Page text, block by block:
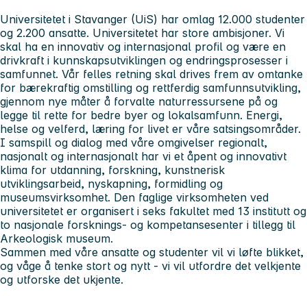
Universitetet i Stavanger (UiS) har omlag 12.000 studenter
og 2.200 ansatte. Universitetet har store ambisjoner. Vi
skal ha en innovativ og internasjonal profil og være en
drivkraft i kunnskapsutviklingen og endringsprosesser i
samfunnet. Vår felles retning skal drives frem av omtanke
for bærekraftig omstilling og rettferdig samfunnsutvikling,
gjennom nye måter å forvalte naturressursene på og
legge til rette for bedre byer og lokalsamfunn. Energi,
helse og velferd, læring for livet er våre satsingsområder.
I samspill og dialog med våre omgivelser regionalt,
nasjonalt og internasjonalt har vi et åpent og innovativt
klima for utdanning, forskning, kunstnerisk
utviklingsarbeid, nyskapning, formidling og
museumsvirksomhet. Den faglige virksomheten ved
universitetet er organisert i seks fakultet med 13 institutt og
to nasjonale forsknings- og kompetansesenter i tillegg til
Arkeologisk museum.
Sammen med våre ansatte og studenter vil vi løfte blikket,
og våge å tenke stort og nytt - vi vil utfordre det velkjente
og utforske det ukjente.